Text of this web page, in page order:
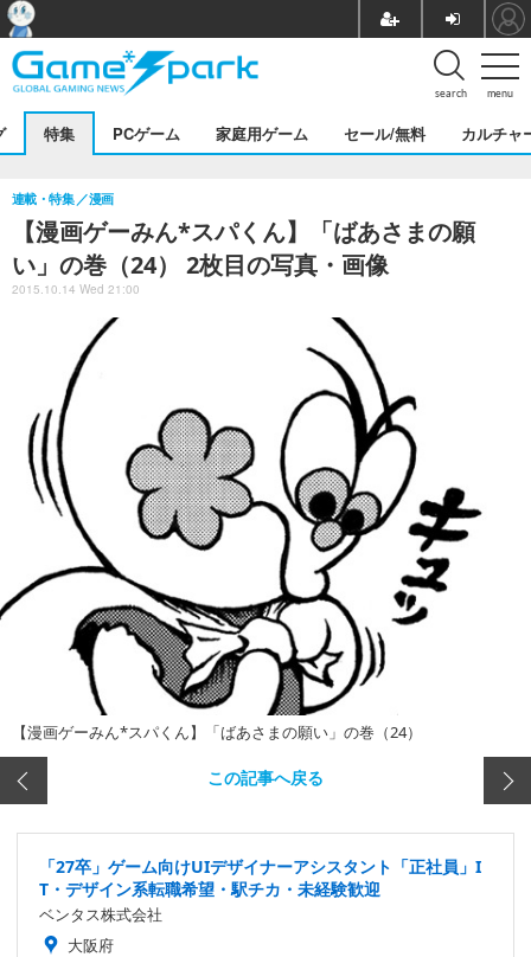
menu
search
特集 PCゲーム 家庭用ゲーム セール/無料 カルチャ
【漫画ゲーみん*スパくん】「ばあさまの願
い」の巻（24） 2枚目の写真・画像
連載・特集 漫画
2015.10.14 Wed 21:00
【漫画ゲーみん*スパくん】「ばあさまの願い」の巻（24）
この記事へ戻る
「27卒」ゲーム向けUIデザイナーアシスタント「正社員」I
T・デザイン系転職希望・駅チカ・未経験歓迎
ベンタス株式会社
大阪府